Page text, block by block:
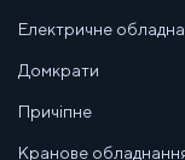
Електричне
Домкрати
Причіпне
Кранове